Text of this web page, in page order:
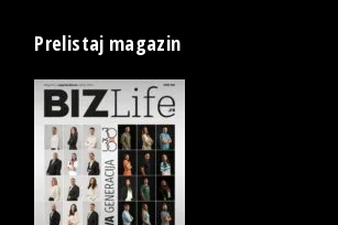
Prelistaj magazin